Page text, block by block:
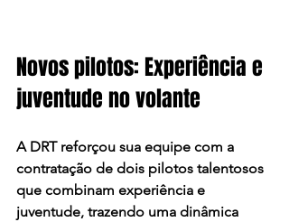
Novos pilotos: Experiência e
juventude no volante
A DRT reforçou sua equipe com a
contratação de dois pilotos talentosos
que combinam experiência e
juventude, trazendo uma dinâmica